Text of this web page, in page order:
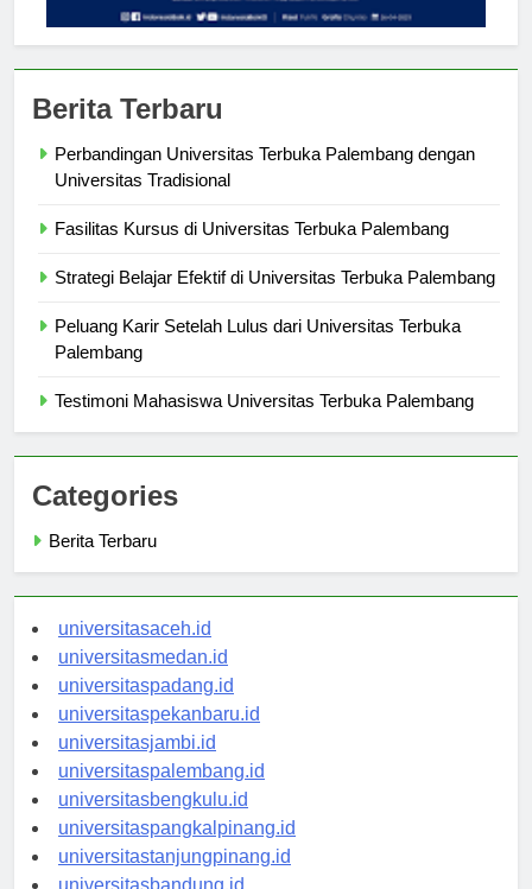
Berita Terbaru
Perbandingan Universitas Terbuka Palembang dengan
Peluang Karir Setelah Lulus dari Universitas Terbuka
Categories
universitasaceh.id
universitasmedan.id
universitaspadang.id
universitaspekanbaru.id
universitasjambi.id
universitaspalembang.id
universitasbengkulu.id
universitaspangkalpinang.id
universitastanjungpinang.id